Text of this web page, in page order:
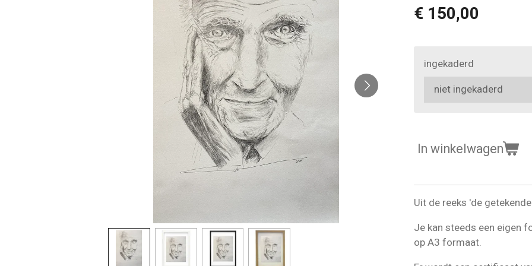
€ 150,00
ingekaderd
In winkelwagen
Uit de reeks 'de
Je kan steeds een eigen
op A3 formaat.